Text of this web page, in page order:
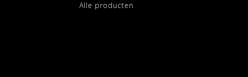
Alle producten